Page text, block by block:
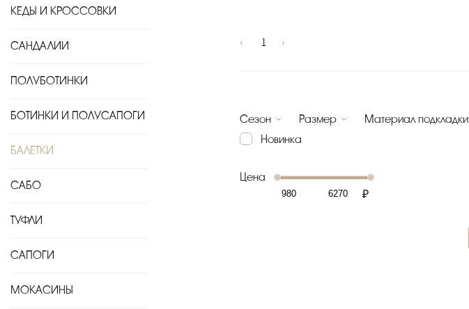
КЕДЫ И КРОССОВКИ
САНДАЛИИ
ПОЛУБОТИНКИ
БОТИНКИ И ПОЛУСАПОГИ
БАЛЕТКИ
САБО
ТУФЛИ
САПОГИ
МОКАСИНЫ
‹ 1 ›
Сезон Размер Материал подкладки
Новинка
Цена
₽